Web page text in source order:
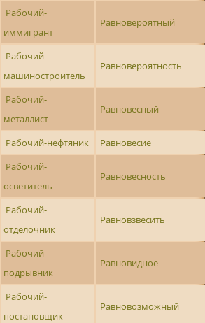
Рабочий-
иммигрант
Равновероятный
Рабочий-
машиностроитель
Равновероятность
Рабочий-
металлист
Равновесный
Рабочий-нефтяник Равновесие
Рабочий-
осветитель
Равновесность
Рабочий-
отделочник
Равновзвесить
Рабочий-
подрывник
Равновидное
Рабочий-
постановщик
Равновозможный